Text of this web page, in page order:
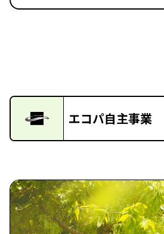
エコパ自主事業